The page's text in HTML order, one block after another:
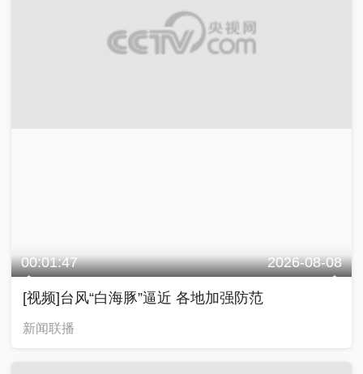
00:01:47 2026-08-08
[视频]台风“白海豚”逼近 各地加强防范
新闻联播